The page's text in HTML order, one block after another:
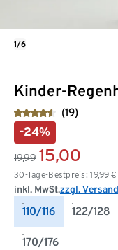
Kinder-
(19)
-24%
19,99 15,00
30-Tage-Bestpreis: 19,99 €
inkl. MwSt.zzgl.
110/116 122/128
170/176
1/6